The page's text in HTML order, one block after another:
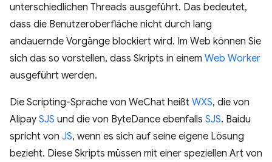
unterschiedlichen Threads ausgeführt. Das bedeutet,
dass die Benutzeroberfläche nicht durch lang
andauernde Vorgänge blockiert wird. Im Web können Sie
sich das so vorstellen, dass Skripts in einem Web Worker
ausgeführt werden.
Die Scripting-Sprache von WeChat heißt WXS, die von
Alipay SJS und die von ByteDance ebenfalls SJS. Baidu
spricht von JS, wenn es sich auf seine eigene Lösung
bezieht. Diese Skripts müssen mit einer speziellen Art von